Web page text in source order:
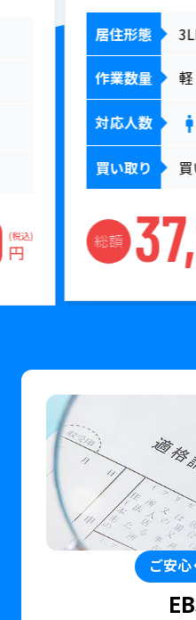
(税込)
円
居住形態
作業数量
対応人数
買い取り
総額
ご安